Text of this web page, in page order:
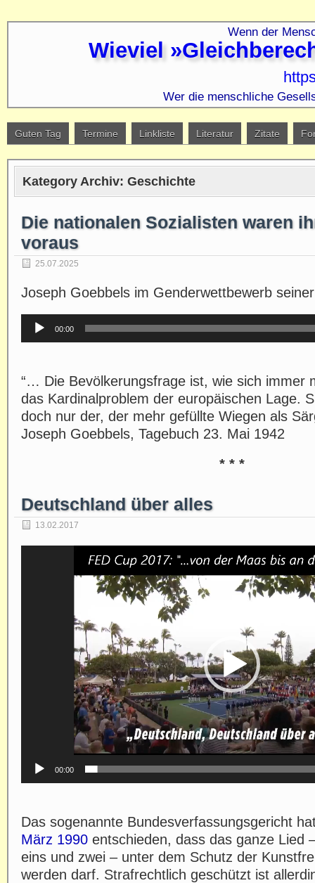
Wenn der
Wieviel
Wer die menschliche
Guten Tag Termine Linkliste Literatur Zitate
Kategory Archiv: Geschichte
Die nationalen Sozialisten waren
voraus
25.07.2025
Joseph Goebbels im Genderwettbewerb
Player
00:00
“… Die Bevölkerungsfrage ist, wie sich immer
das Kardinalproblem der europäischen Lage.
doch nur der, der mehr gefüllte Wiegen als
Joseph Goebbels, Tagebuch 23. Mai 1942
* * *
Deutschland über alles
13.02.2017
00:00
Das sogenannte Bundesverfassungsgericht
März 1990 entschieden, dass das ganze Lied
eins und zwei – unter dem Schutz der
werden darf. Strafrechtlich geschützt ist